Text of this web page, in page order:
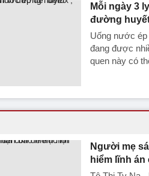
Mỗi ngày 3
đường
Uống nước ép
đang được
quen này có
Người mẹ
hiểm lĩnh